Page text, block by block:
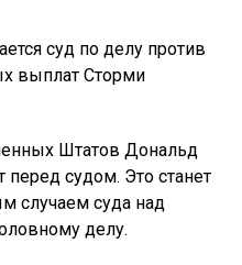
Штатов Дональд
перед судом. Это станет
случаем суда над
делу.